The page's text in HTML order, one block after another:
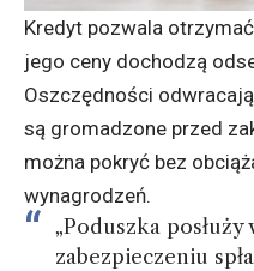
Kredyt pozwala
jego ceny dochodzą
Oszczędności
są gromadzone przed
można pokryć bez
wynagrodzeń.
„Poduszka posłuży
zabezpieczeniu